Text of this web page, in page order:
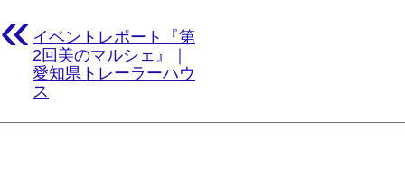
« イベントレポート『第
2回美のマルシェ』｜
愛知県トレーラーハウ
ス